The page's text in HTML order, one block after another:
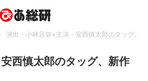
演出・小林且弥×主演・安西慎太郎のタッグ、
西慎太郎のタッグ、新作